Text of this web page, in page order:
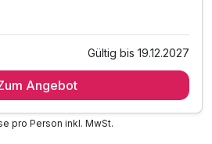
Gültig bis 19.12.2027
Angebot
pro Person inkl. MwSt.